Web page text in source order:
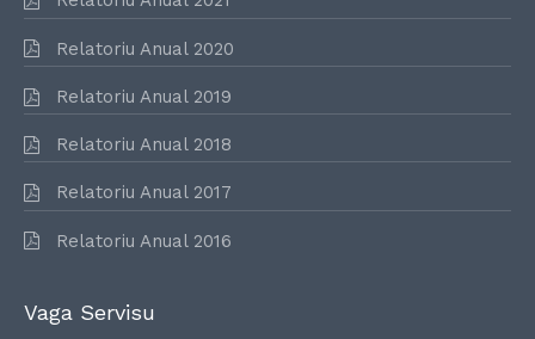
Relatoriu Anual 2020
Relatoriu Anual 2019
Relatoriu Anual 2018
Relatoriu Anual 2017
Relatoriu Anual 2016
Vaga Servisu